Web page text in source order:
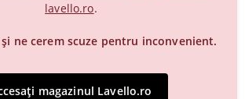
lavello.ro.
ne cerem scuze pentru inconvenient.
magazinul Lavello.ro